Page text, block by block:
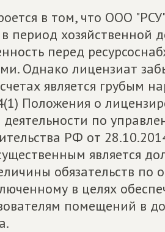
в том, что ООО
период хозяйственной
перед
Однако лицензиат
является грубым
Положения о
по
РФ от
является
обязательств по
в целях
помещений в